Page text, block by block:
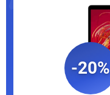
-20%